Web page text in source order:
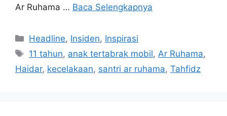
Ar Ruhama … Baca Selengkapnya
Kategori
Headline, Insiden, Inspirasi
Tag
11 tahun, anak tertabrak mobil, Ar Ruhama,
Haidar, kecelakaan, santri ar ruhama, Tahfidz